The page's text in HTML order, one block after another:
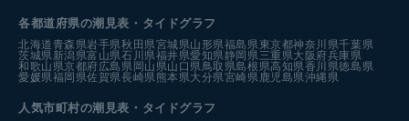
各都道府県の潮見表 ・タイドグラフ
北海道青森県岩手県秋田県宮城県山形県福島県 東京都神奈川県千葉県
茨城県 新潟県富山県石川県福井県愛知県静岡県 三重県大阪府兵庫県
和歌山県京都府広島県 岡山県山口県 鳥取県島根県高知県香川県徳島県
愛媛県福岡県佐賀県長崎県 熊本県大分県宮崎県 鹿児島県沖縄県
人気市町村の潮見表・タイドグラフ